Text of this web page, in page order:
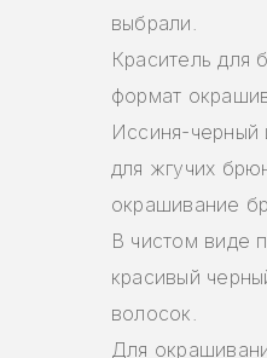
выбрали.
Краситель для
формат
Иссиня-черный
для жгучих
окрашивание
В чистом виде
красивый
волосок.
Для